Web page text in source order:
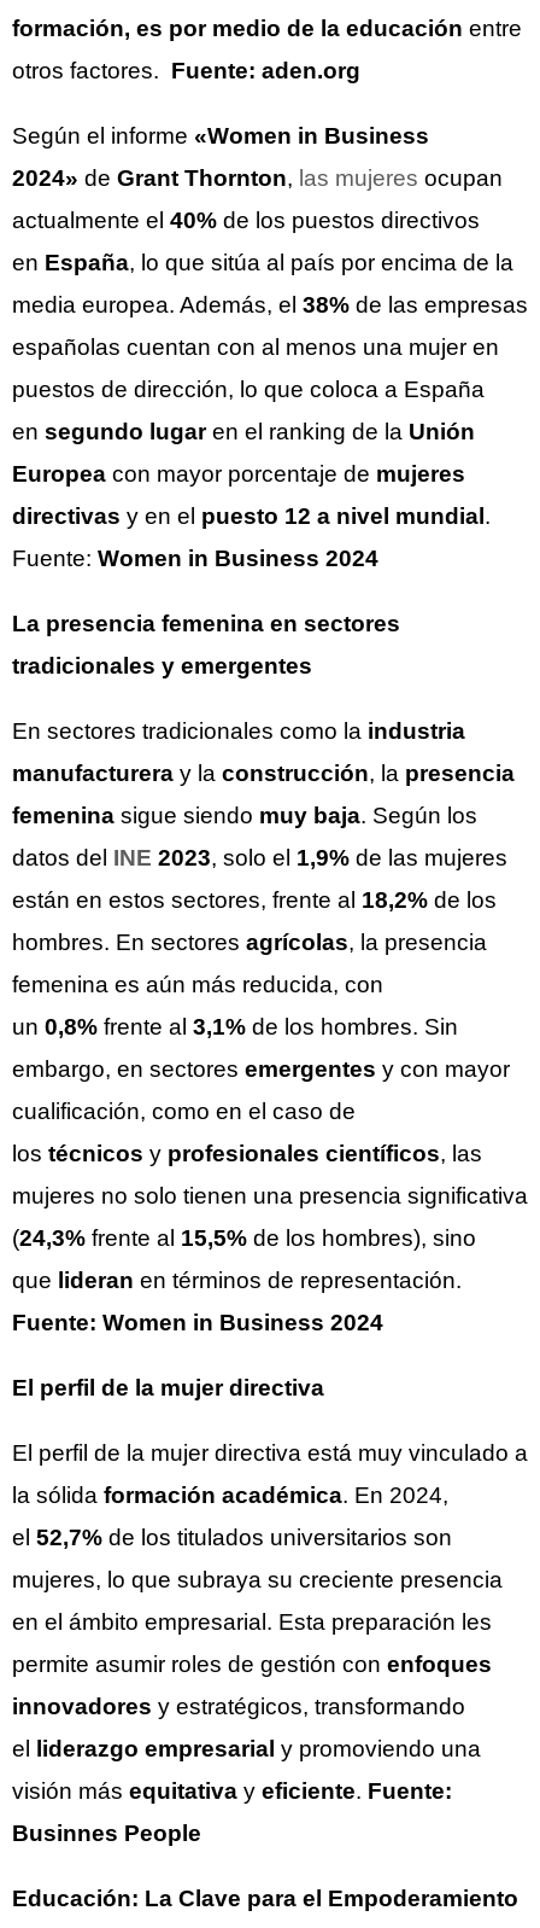
formación, es por medio de la educación entre
otros factores. Fuente: aden.org
Según el informe «Women in Business
2024» de Grant Thornton, las mujeres ocupan
actualmente el 40% de los puestos directivos
en España, lo que sitúa al país por encima de la
media europea. Además, el 38% de las empresas
españolas cuentan con al menos una mujer en
puestos de dirección, lo que coloca a España
en segundo lugaren el ranking de la Unión
Europea con mayor porcentaje de mujeres
directivas y en el puesto 12 a nivel mundial.
Fuente: Women in Business 2024
La presencia femenina en sectores
tradicionales y emergentes
En sectores tradicionales como la industria
manufacturera y la construcción, la presencia
femenina sigue siendo muy baja. Según los
datos del INE 2023, solo el 1,9% de las mujeres
están en estos sectores, frente al 18,2% de los
hombres. En sectores agrícolas, la presencia
femenina es aún más reducida, con
un 0,8% frente al 3,1% de los hombres. Sin
embargo, en sectores emergentes y con mayor
cualificación, como en el caso de
los técnicos y profesionales científicos, las
mujeres no solo tienen una presencia significativa
(24,3% frente al 15,5% de los hombres), sino
que lideran en términos de representación.
Fuente: Women in Business 2024
El perfil de la mujer directiva
El perfil de la mujer directiva está muy vinculado a
la sólida formación académica. En 2024,
el 52,7% de los titulados universitarios son
mujeres, lo que subraya su creciente presencia
en el ámbito empresarial. Esta preparación les
permite asumir roles de gestión con enfoques
innovadores y estratégicos, transformando
el liderazgo empresarial y promoviendo una
visión más equitativa y eficiente. Fuente:
Businnes People
Educación: La Clave para el Empoderamiento